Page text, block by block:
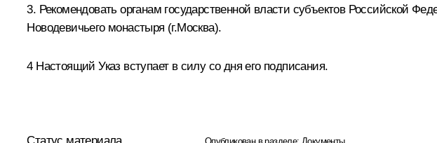
3. Рекомендовать органам государственной власти субъектов Российской
Новодевичьего монастыря (г.Москва).
4 Настоящий Указ вступает в силу со дня его подписания.
Статус материала